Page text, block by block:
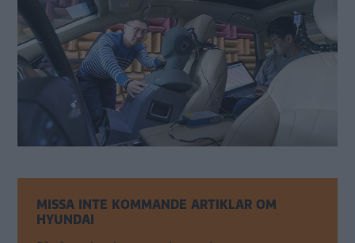
MISSA INTE KOMMANDE ARTIKLAR OM
HYUNDAI